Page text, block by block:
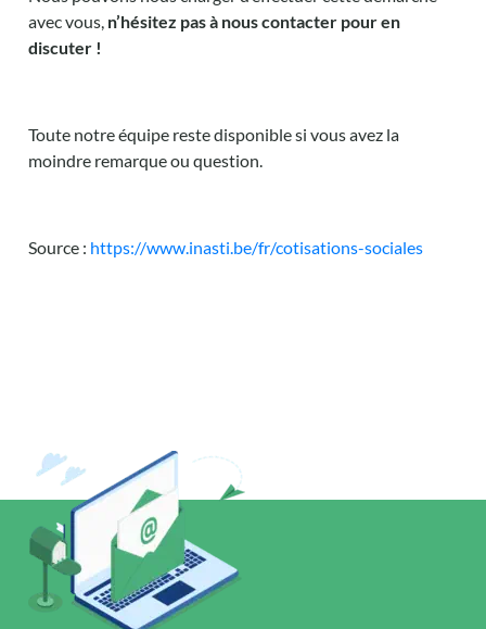
avec vous, n’hésitez pas à nous contacter pour en
discuter !
Toute notre équipe reste disponible si vous avez la
moindre remarque ou question.
Source : https://www.inasti.be/fr/cotisations-sociales